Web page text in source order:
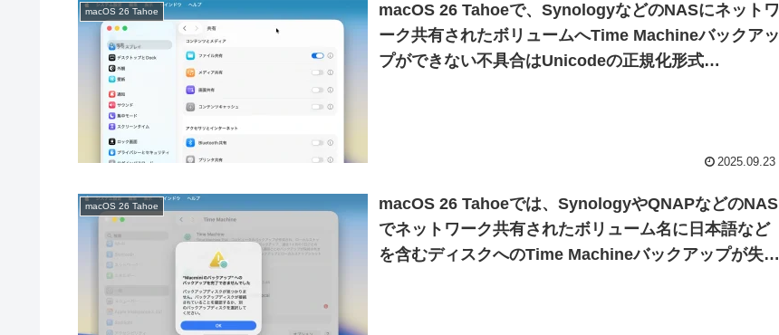
macOS 26 Tahoe
macOS 26 Tahoeで、SynologyなどのNASにネットワ
ーク共有されたボリュームへTime Machineバックアッ
プができない不具合はUnicodeの正規化形式
2025.09.23
macOS 26 Tahoe
macOS 26 Tahoeでは、SynologyやQNAPなどのNAS
でネットワーク共有されたボリューム名に日本語など
を含むディスクへのTime Machineバックアップが失敗